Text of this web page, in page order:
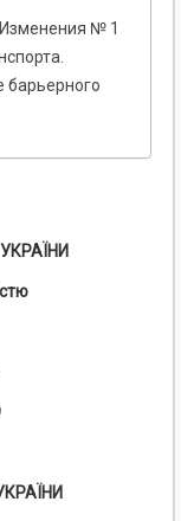
№ 1